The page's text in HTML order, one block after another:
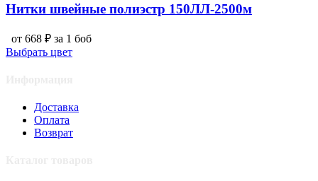
Нитки швейные полиэстр 150ЛЛ-2500м
от 668 ₽ за 1 боб
Выбрать цвет
Доставка
Оплата
Возврат